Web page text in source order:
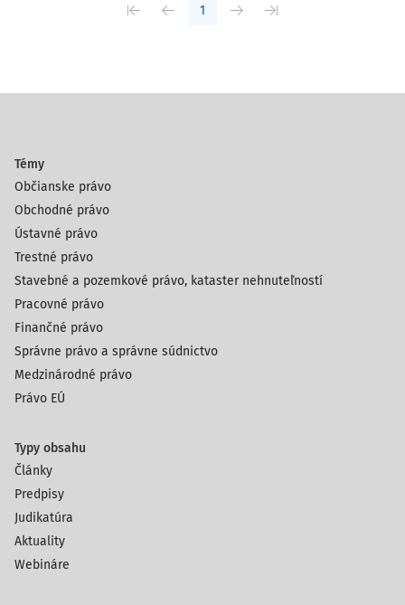
1
Témy
Občianske právo
Obchodné právo
Ústavné právo
Trestné právo
Stavebné a pozemkové právo, kataster nehnuteľností
Pracovné právo
Finančné právo
Správne právo a správne súdnictvo
Medzinárodné právo
Právo EÚ
Typy obsahu
Články
Predpisy
Judikatúra
Aktuality
Webináre